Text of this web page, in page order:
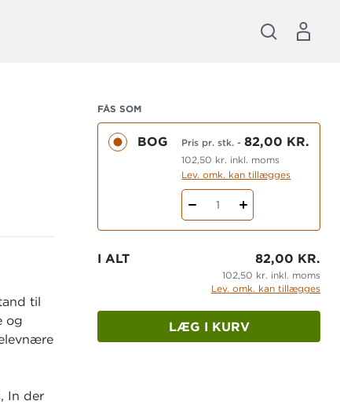
til
og
In der
FÅS SOM
BOG Pris pr. stk. -82,00 KR.
102,50 kr. inkl. moms
Lev. omk. kan tillægges
1
I ALT 82,00 KR.
102,50 kr. inkl. moms
Lev. omk. kan tillægges
LÆG I KURV